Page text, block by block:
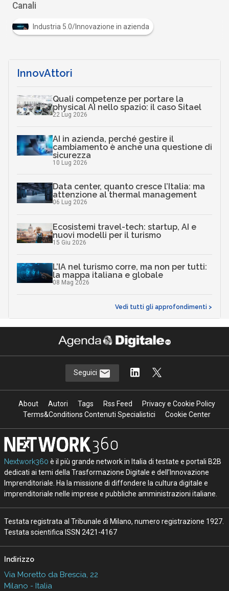
Canali
Industria 5.0/Innovazione in azienda
InnovAttori
Quali competenze per portare la
physical AI nello spazio: il caso Sitael
22 Lug 2026
AI in azienda, perché gestire il
cambiamento è anche una questione di
sicurezza
10 Lug 2026
Data center, quanto cresce l’Italia: ma
attenzione al thermal management
06 Lug 2026
Ecosistemi travel-tech: startup, AI e
nuovi modelli per il turismo
15 Giu 2026
L’IA nel turismo corre, ma non per tutti:
la mappa italiana e globale
08 Mag 2026
Vedi tutti gli approfondimenti >
Seguici
About Autori Tags Rss Feed
Privacy e Cookie Policy
Terms&Conditions Contenuti Specialistici
Cookie Center
Nextwork360 è il più grande network in Italia di testate e portali B2B
dedicati ai temi della Trasformazione Digitale e dell’Innovazione
Imprenditoriale. Ha la missione di diffondere la cultura digitale e
imprenditoriale nelle imprese e pubbliche amministrazioni italiane.
Testata registrata al Tribunale di Milano, numero registrazione 1927.
Testata scientifica ISSN 2421-4167
Indirizzo
Via Moretto da Brescia, 22
Milano - Italia